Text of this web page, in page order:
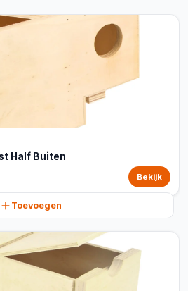
Half Buiten
Bekijk
Toevoegen